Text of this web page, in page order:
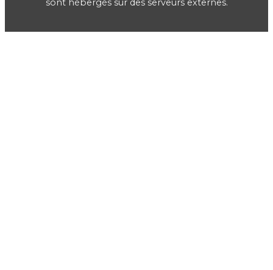
sont hébergés sur des serveurs externes.